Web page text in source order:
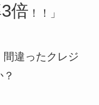
倍 ！！」
違ったクレジ